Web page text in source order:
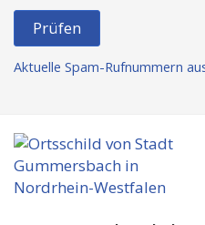
Prüfen
Aktuelle Spam-Rufnummern